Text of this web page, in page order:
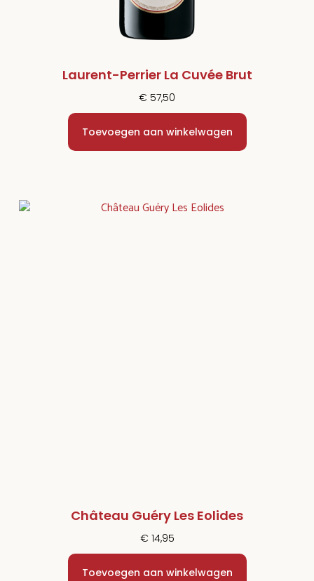
Laurent-Perrier La Cuvée Brut
€ 57,50
Toevoegen aan winkelwagen
Château Guéry Les Eolides
€ 14,95
Toevoegen aan winkelwagen